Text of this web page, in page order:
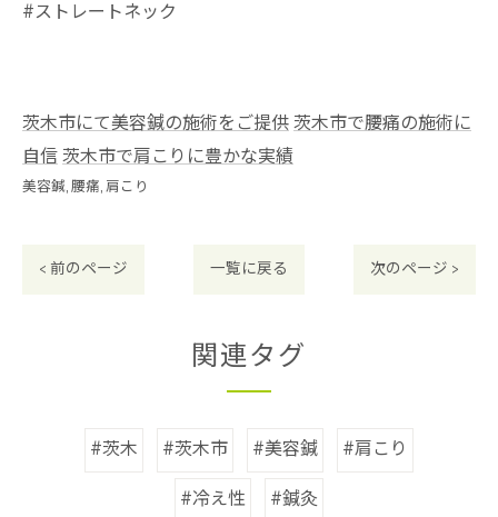
#ストレートネック
茨木市にて美容鍼の施術をご提供茨木市で腰痛の施術に
自信茨木市で肩こりに豊かな実績
美容鍼 腰痛 肩こり
< 前のページ 一覧に戻る 次のページ >
関連タグ
#茨木 #茨木市 #美容鍼
#肩こり
#冷え性
#鍼灸